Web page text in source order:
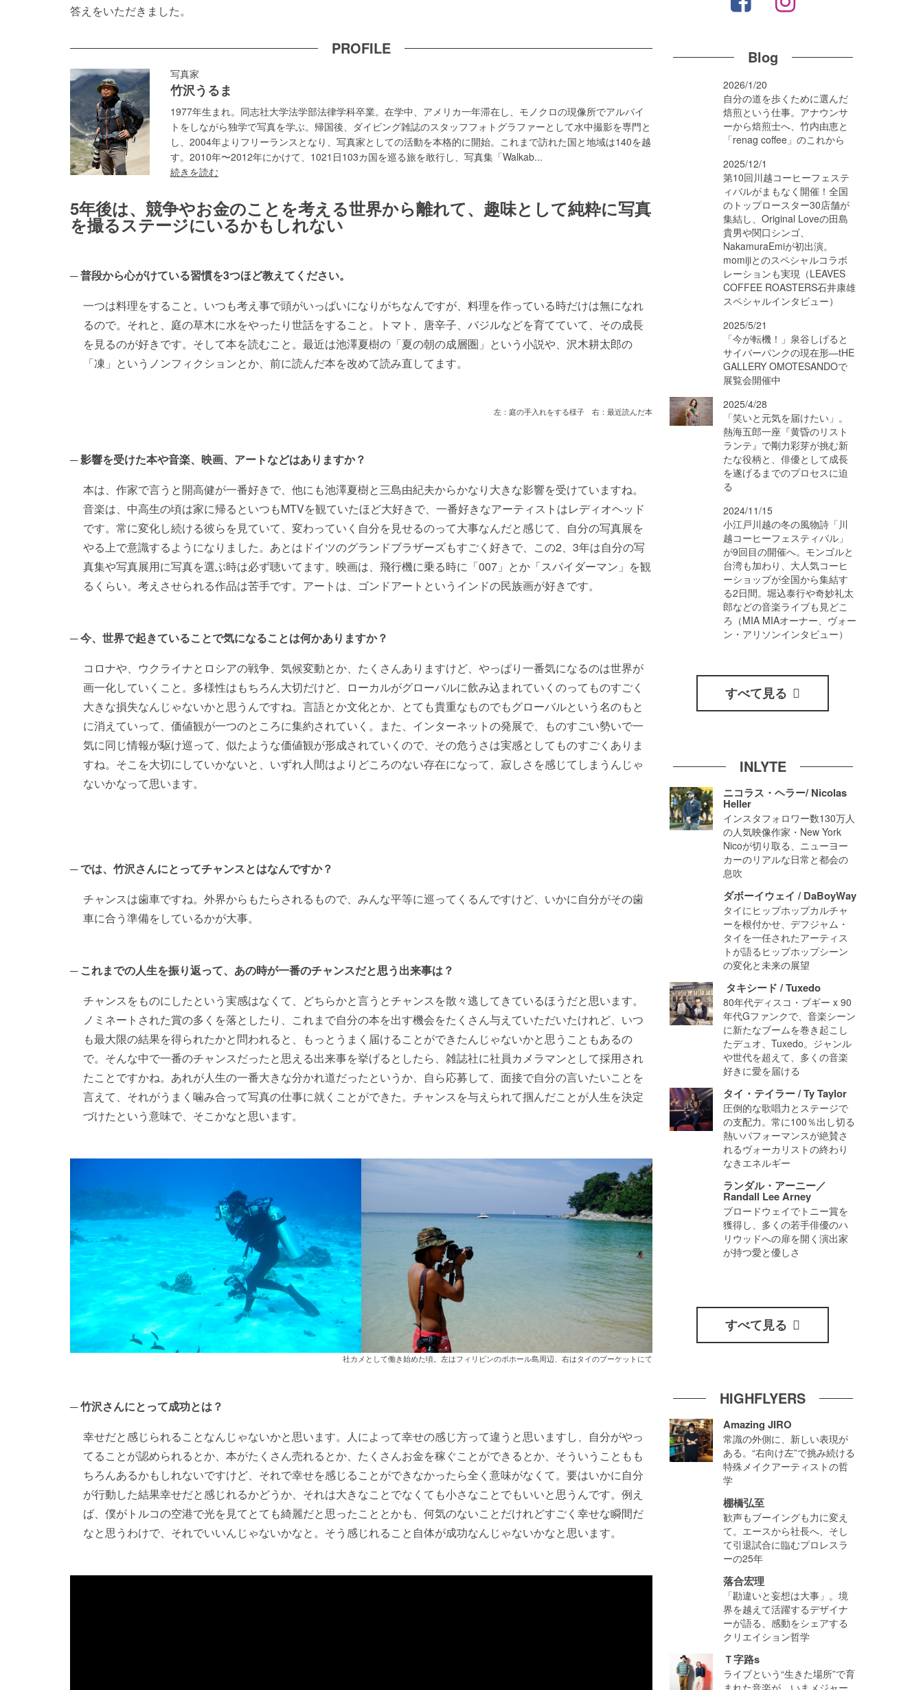
答えをいただきました。
PROFILE
写真家
竹沢うるま
1977年生まれ。同志社大学法学部法律学科卒業。在学中、アメリカ一年滞在し、モノクロの現像所でアルバイ
トをしながら独学で写真を学ぶ。帰国後、ダイビング雑誌のスタッフフォトグラファーとして水中撮影を専門と
し、2004年よりフリーランスとなり、写真家としての活動を本格的に開始。これまで訪れた国と地域は140を越
す。2010年〜2012年にかけて、1021日103カ国を巡る旅を敢行し、写真集「Walkab...
続きを読む
5年後は、競争やお金のことを考える世界から離れて、趣味として純粋に写真
を撮るステージにいるかもしれない
普段から心がけている習慣を3つほど教えてください。
一つは料理をすること。いつも考え事で頭がいっぱいになりがちなんですが、料理を作っている時だけは無になれ
るので。それと、庭の草木に水をやったり世話をすること。トマト、唐辛子、バジルなどを育てていて、その成長
を見るのが好きです。そして本を読むこと。最近は池澤夏樹の「夏の朝の成層圏」という小説や、沢木耕太郎の
「凍」というノンフィクションとか、前に読んだ本を改めて読み直してます。
左：庭の手入れをする様子 右：最近読んだ本
影響を受けた本や音楽、映画、アートなどはありますか？
本は、作家で言うと開高健が一番好きで、他にも池澤夏樹と三島由紀夫からかなり大きな影響を受けていますね。
音楽は、中高生の頃は家に帰るといつもMTVを観ていたほど大好きで、一番好きなアーティストはレディオヘッド
です。常に変化し続ける彼らを見ていて、変わっていく自分を見せるのって大事なんだと感じて、自分の写真展を
やる上で意識するようになりました。あとはドイツのグランドブラザーズもすごく好きで、この2、3年は自分の写
真集や写真展用に写真を選ぶ時は必ず聴いてます。映画は、飛行機に乗る時に「007」とか「スパイダーマン」を観
るくらい。考えさせられる作品は苦手です。アートは、ゴンドアートというインドの民族画が好きです。
今、世界で起きていることで気になることは何かありますか？
コロナや、ウクライナとロシアの戦争、気候変動とか、たくさんありますけど、やっぱり一番気になるのは世界が
画一化していくこと。多様性はもちろん大切だけど、ローカルがグローバルに飲み込まれていくのってものすごく
大きな損失なんじゃないかと思うんですね。言語とか文化とか、とても貴重なものでもグローバルという名のもと
に消えていって、価値観が一つのところに集約されていく。また、インターネットの発展で、ものすごい勢いで一
気に同じ情報が駆け巡って、似たような価値観が形成されていくので、その危うさは実感としてものすごくありま
すね。そこを大切にしていかないと、いずれ人間はよりどころのない存在になって、寂しさを感じてしまうんじゃ
ないかなって思います。
では、竹沢さんにとってチャンスとはなんですか？
チャンスは歯車ですね。外界からもたらされるもので、みんな平等に巡ってくるんですけど、いかに自分がその歯
車に合う準備をしているかが大事。
これまでの人生を振り返って、あの時が一番のチャンスだと思う出来事は？
チャンスをものにしたという実感はなくて、どちらかと言うとチャンスを散々逃してきているほうだと思います。
ノミネートされた賞の多くを落としたり、これまで自分の本を出す機会をたくさん与えていただいたけれど、いつ
も最大限の結果を得られたかと問われると、もっとうまく届けることができたんじゃないかと思うこともあるの
で。そんな中で一番のチャンスだったと思える出来事を挙げるとしたら、雑誌社に社員カメラマンとして採用され
たことですかね。あれが人生の一番大きな分かれ道だったというか、自ら応募して、面接で自分の言いたいことを
言えて、それがうまく噛み合って写真の仕事に就くことができた。チャンスを与えられて掴んだことが人生を決定
づけたという意味で、そこかなと思います。
社カメとして働き始めた頃。左はフィリピンのボホール島周辺、右はタイのプーケットにて
竹沢さんにとって成功とは？
幸せだと感じられることなんじゃないかと思います。人によって幸せの感じ方って違うと思いますし、自分がやっ
てることが認められるとか、本がたくさん売れるとか、たくさんお金を稼ぐことができるとか、そういうこともも
ちろんあるかもしれないですけど、それで幸せを感じることができなかったら全く意味がなくて。要はいかに自分
が行動した結果幸せだと感じれるかどうか、それは大きなことでなくても小さなことでもいいと思うんです。例え
ば、僕がトルコの空港で光を見てとても綺麗だと思ったこととかも、何気のないことだけれどすごく幸せな瞬間だ
なと思うわけで、それでいいんじゃないかなと。そう感じれること自体が成功なんじゃないかなと思います。
Blog
2026/1/20
自分の道を歩くために選んだ
焙煎という仕事。アナウンサ
ーから焙煎士へ、竹内由恵と
「renag coffee」のこれから
2025/12/1
第10回川越コーヒーフェステ
ィバルがまもなく開催！全国
のトップロースター30店舗が
集結し、Original Loveの田島
貴男や関口シンゴ、
NakamuraEmiが初出演。
momijiとのスペシャルコラボ
レーションも実現（LEAVES
COFFEE ROASTERS石井康雄
スペシャルインタビュー）
2025/5/21
「今が転機！」泉谷しげると
サイバーパンクの現在形―tHE
GALLERY OMOTESANDOで
展覧会開催中
2025/4/28
「笑いと元気を届けたい」。
熱海五郎一座『黄昏のリスト
ランテ』で剛力彩芽が挑む新
たな役柄と、俳優として成長
を遂げるまでのプロセスに迫
る
2024/11/15
小江戸川越の冬の風物詩「川
越コーヒーフェスティバル」
が9回目の開催へ。モンゴルと
台湾も加わり、大人気コーヒ
ーショップが全国から集結す
る2日間。堀込泰行や奇妙礼太
郎などの音楽ライブも見どこ
ろ（MIA MIAオーナー、ヴォー
ン・アリソンインタビュー）
すべて見る
INLYTE
ニコラス・ヘラー/ Nicolas
Heller
インスタフォロワー数130万人
の人気映像作家・New York
Nicoが切り取る、ニューヨー
カーのリアルな日常と都会の
息吹
ダボーイウェイ / DaBoyWay
タイにヒップホップカルチャ
ーを根付かせ、デフジャム・
タイを一任されたアーティス
トが語るヒップホップシーン
の変化と未来の展望
タキシード / Tuxedo
80年代ディスコ・ブギー x 90
年代Gファンクで、音楽シーン
に新たなブームを巻き起こし
たデュオ、Tuxedo。ジャンル
や世代を超えて、多くの音楽
好きに愛を届ける
タイ・テイラー / Ty Taylor
圧倒的な歌唱力とステージで
の支配力。常に100％出し切る
熱いパフォーマンスが絶賛さ
れるヴォーカリストの終わり
なきエネルギー
ランダル・アーニー／
Randall Lee Arney
ブロードウェイでトニー賞を
獲得し、多くの若手俳優のハ
リウッドへの扉を開く演出家
が持つ愛と優しさ
すべて見る
HIGHFLYERS
Amazing JIRO
常識の外側に、新しい表現が
ある。“右向け左”で挑み続ける
特殊メイクアーティストの哲
学
棚橋弘至
歓声もブーイングも力に変え
て。エースから社長へ、そし
て引退試合に臨むプロレスラ
ーの25年
落合宏理
「勘違いと妄想は大事」。境
界を越えて活躍するデザイナ
ーが語る、感動をシェアする
クリエイション哲学
Ｔ字路s
ライブという“生きた場所”で育
まれた音楽が、いまメジャー